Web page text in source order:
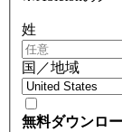
姓
国／地域
無料ダウンロ